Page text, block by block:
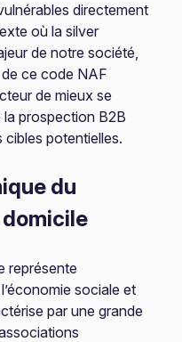
directement
où la silver
de notre société,
ce code NAF
de mieux se
prospection B2B
cibles potentielles.
du
domicile
représente
sociale et
par une grande